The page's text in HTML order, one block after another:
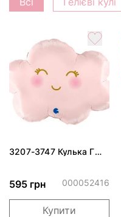
3207-3747 Кулька Г
595 грн 000052416
Купити